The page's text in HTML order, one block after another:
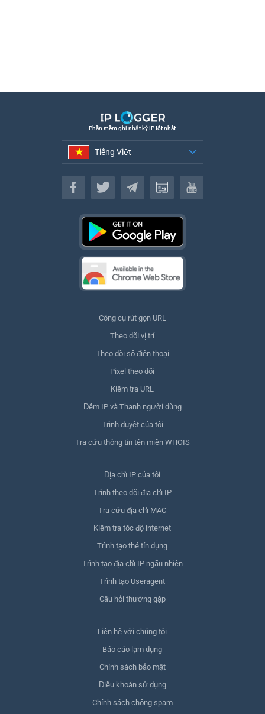
Phần mềm ghi nhật ký IP tốt nhất
Tiếng Việt
Tiếng Việt
Công cụ rút gọn URL
Theo dõi vị trí
Theo dõi số điện thoại
Pixel theo dõi
Kiểm tra URL
Đếm IP và Thanh người dùng
Trình duyệt của tôi
Tra cứu thông tin tên miền WHOIS
Địa chỉ IP của tôi
Trình theo dõi địa chỉ IP
Tra cứu địa chỉ MAC
Kiểm tra tốc độ internet
Trình tạo thẻ tín dụng
Trình tạo địa chỉ IP ngẫu nhiên
Trình tạo Useragent
Câu hỏi thường gặp
Liên hệ với chúng tôi
Báo cáo lạm dụng
Chính sách bảo mật
Điều khoản sử dụng
Chính sách chống spam